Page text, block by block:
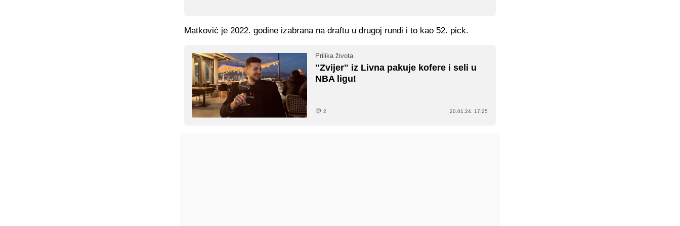
Matković je 2022. godine izabrana na draftu u drugoj rundi i to kao 52. pick.
Prilika života
"Zvijer" iz Livna pakuje kofere i seli u
NBA ligu!
2 20.01.24. 17:25